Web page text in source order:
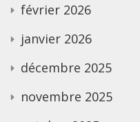
février 2026
janvier 2026
décembre 2025
novembre 2025